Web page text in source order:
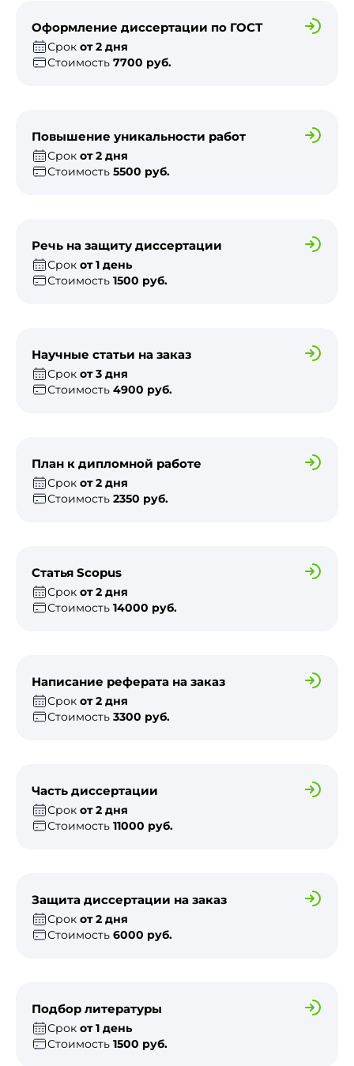
Оформление диссертации по ГОСТ
Срок от 2 дня
Стоимость 7700 руб.
Повышение уникальности работ
Срок от 2 дня
Стоимость 5500 руб.
Речь на защиту диссертации
Срок от 1 день
Стоимость 1500 руб.
Научные статьи на заказ
Срок от 3 дня
Стоимость 4900 руб.
План к дипломной работе
Срок от 2 дня
Стоимость 2350 руб.
Статья Scopus
Срок от 2 дня
Стоимость 14000 руб.
Написание реферата на заказ
Срок от 2 дня
Стоимость 3300 руб.
Часть диссертации
Срок от 2 дня
Стоимость 11000 руб.
Защита диссертации на заказ
Срок от 2 дня
Стоимость 6000 руб.
Подбор литературы
Срок от 1 день
Стоимость 1500 руб.